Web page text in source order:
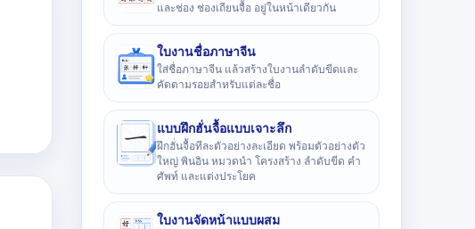
และช่อง ช่องเถียนจื้อ อยู่ในหน้าเดียวกัน
ใบงานชื่อภาษาจีน
ใส่ชื่อภาษาจีน แล้วสร้างใบงานลำดับขีดและ
คัดตามรอยสำหรับแต่ละชื่อ
แบบฝึกฮั่นจื้อแบบเจาะลึก
ฝึกฮั่นจื้อทีละตัวอย่างละเอียด พร้อมตัวอย่างตัว
ใหญ่ พินอิน หมวดนำ โครงสร้าง ลำดับขีด คำ
ศัพท์ และแต่งประโยค
ใบงานจัดหน้าแบบผสม